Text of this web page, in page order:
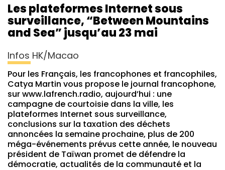
Les plateformes Internet sous
surveillance, “Between Mountains
and Sea” jusqu’au 23 mai
Infos HK/Macao
Pour les Français, les francophones et francophiles,
Catya Martin vous propose le journal francophone,
sur www.lafrench.radio, aujourd’hui : une
campagne de courtoisie dans la ville, les
plateformes Internet sous surveillance,
conclusions sur la taxation des déchets
annoncées la semaine prochaine, plus de 200
méga-événements prévus cette année, le nouveau
président de Taïwan promet de défendre la
démocratie, actualités de la communauté et la